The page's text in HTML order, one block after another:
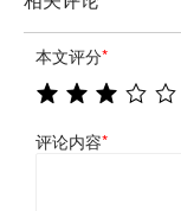
本文评分*
评论内容*